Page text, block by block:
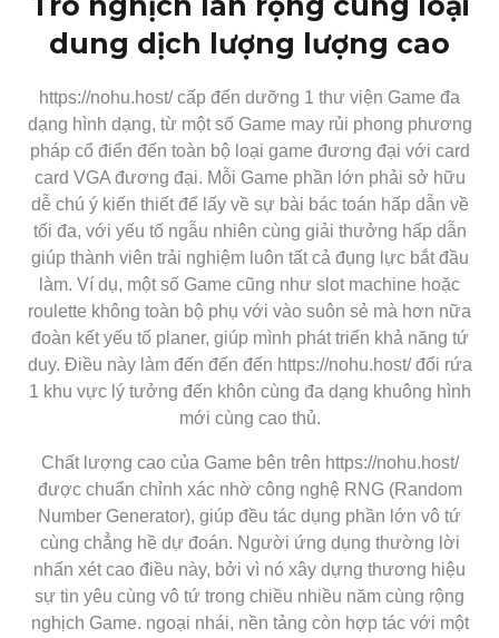
dung dịch lượng lượng cao
https://nohu.host/ cấp đến dưỡng 1 thư viện Game đa
dạng hình dạng, từ một số Game may rủi phong phương
pháp cổ điển đến toàn bộ loại game đương đại với card
card VGA đương đại. Mỗi Game phần lớn phải sở hữu
dễ chú ý kiến thiết để lấy về sự bài bác toán hấp dẫn về
tối đa, với yếu tố ngẫu nhiên cùng giải thưởng hấp dẫn
giúp thành viên trải nghiệm luôn tất cả đụng lực bắt đầu
làm. Ví dụ, một số Game cũng như slot machine hoặc
roulette không toàn bộ phụ với vào suôn sẻ mà hơn nữa
đoàn kết yếu tố planer, giúp mình phát triển khả năng tứ
duy. Điều này làm đến đến đến https://nohu.host/ đổi rứa
1 khu vực lý tưởng đến khôn cùng đa dạng khuông hình
mới cùng cao thủ.
Chất lượng cao của Game bên trên https://nohu.host/
được chuẩn chỉnh xác nhờ công nghệ RNG (Random
Number Generator), giúp đều tác dụng phần lớn vô tứ
cùng chẳng hề dự đoán. Người ứng dụng thường lời
nhấn xét cao điều này, bởi vì nó xây dựng thương hiệu
sự tin yêu cùng vô tứ trong chiều nhiều năm cùng rộng
nghịch Game. ngoại nhái, nền tảng còn hợp tác với một